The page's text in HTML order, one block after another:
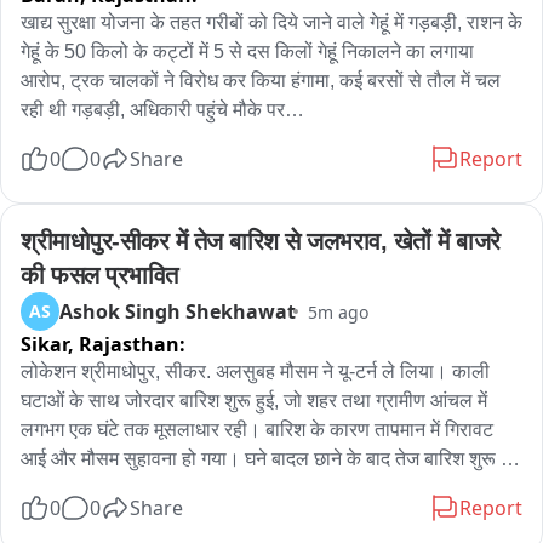
खाद्य सुरक्षा योजना के तहत गरीबों को दिये जाने वाले गेहूं में गड़बड़ी, राशन के
गेहूं के 50 किलो के कट्टों में 5 से दस किलों गेहूं निकालने का लगाया
आरोप, ट्रक चालकों ने विरोध कर किया हंगामा, कई बरसों से तौल में चल
रही थी गड़बड़ी, अधिकारी पहुंचे मौके पर
राजस्थान राज्य भंडारण व्यवस्था निगम के गोदाम में ट्रक चालक और ट्रक
किया। मामले की शिकायत जिला रसद अधिकारी प्रिया शर्मा से की गई,
जिन्होंने पूरे प्रकरण की जांच कराने और सभी कट्टों का वजन कराकर ही
सप्लाई भेजने का आश्वासन दिया है।
ट्रक चालक दिनेश सुमन ने बताया कि वह गोदाम से गेहूं का लदान कर रहा
था। इसी दौरान कुछ ऐसे कट्टे ट्रक में चढ़ाए जा रहे थे जिनकी सील टूटी
हुई थी और दोबारा सुतली से सिलाई की गई थी। आरोप है कि इन कट्टों में
निर्धारित मात्रा से कम गेहूं भरा हुआ था। विरोध करने पर कथित रूप से उसे
धमकाया गया और कहा गया कि यदि आपत्ति है तो कट्टे उतारकर लोडिंग-
0 0 Share Report
श्रीमाधोपुर-सीकर में तेज बारिश से जलभराव, खेतों में बाजरे
की फसल प्रभावित
AS Ashok Singh Shekhawat 5m ago
Sikar, Rajasthan:
लोकेशन श्रीमाधोपुर, सीकर. अलसुबह मौसम ने यू-टर्न ले लिया। काली
घटाओं के साथ जोरदार बारिश शुरू हुई, जो शहर तथा ग्रामीण आंचल में
लगभग एक घंटे तक मूसलाधार रही। बारिश के कारण तापमान में गिरावट
आई और मौसम सुहावना हो गया। घने बादल छाने के बाद तेज बारिश शुरू हो
जलभराव हो गया और घरों व दुकानों में भी पानी घुस गया। देर रात और
0 0 Share Report